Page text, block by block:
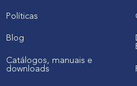
Políticas
Blog
Catálogos, manuais e
downloads